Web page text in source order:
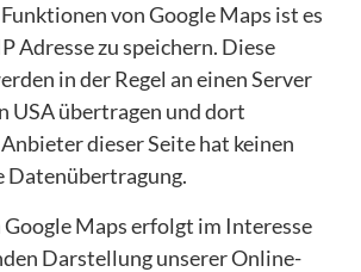
von Google Maps ist es
Adresse zu speichern. Diese
in der Regel an einen Server
USA übertragen und dort
dieser Seite hat keinen
Datenübertragung.
Maps erfolgt im Interesse
Darstellung unserer Online-